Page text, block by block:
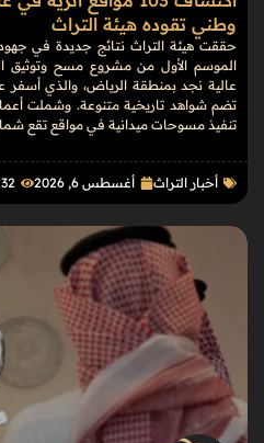
وطني تقوده هيئة التراث
حققت هيئة التراث نتائج جديدة في
الموسم الأول من مشروع مسح وتوثيق
تنفيذ مسوحات ميدانية في مواقع تقع
أخبار التراث أغسطس 6, 2026